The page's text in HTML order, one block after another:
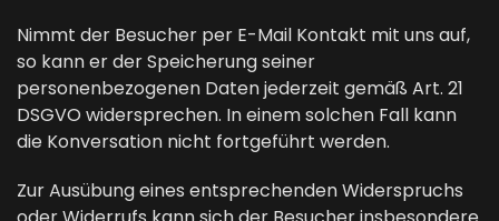
Nimmt der Besucher per E-Mail Kontakt mit uns auf,
so kann er der Speicherung seiner
personenbezogenen Daten jederzeit gemäß Art. 21
DSGVO widersprechen. In einem solchen Fall kann
die Konversation nicht fortgeführt werden.
Zur Ausübung eines entsprechenden Widerspruchs